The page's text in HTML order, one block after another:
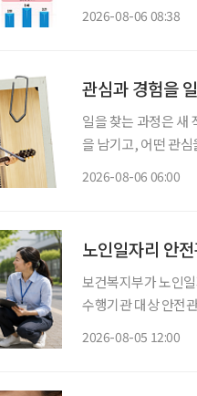
2026-08-06 08:38
관심과 경험을
일을 찾는 과정은 새
을 남기고, 어떤 관
2026-08-06 06:00
노인일자리 안
보건복지부가 노인
수행기관 대상 안전
2026-08-05 12:00